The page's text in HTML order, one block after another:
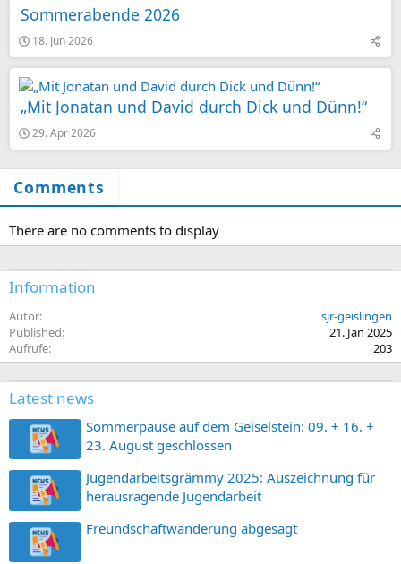
Sommerabende 2026
18. Jun 2026
„Mit Jonatan und David durch Dick und Dünn!“
29. Apr 2026
Comments
There are no comments to display
Information
Autor
sjr-geislingen
Published
21. Jan 2025
Aufrufe
203
Latest news
Sommerpause auf dem Geiselstein: 09. + 16. +
23. August geschlossen
Jugendarbeitsgrämmy 2025: Auszeichnung für
herausragende Jugendarbeit
Freundschaftwanderung abgesagt